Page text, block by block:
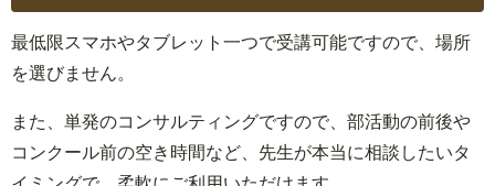
最低限スマホやタブレット一つで受講可能ですので、場所
を選びません。
また、単発のコンサルティングですので、部活動の前後や
コンクール前の空き時間など、先生が本当に相談したいタ